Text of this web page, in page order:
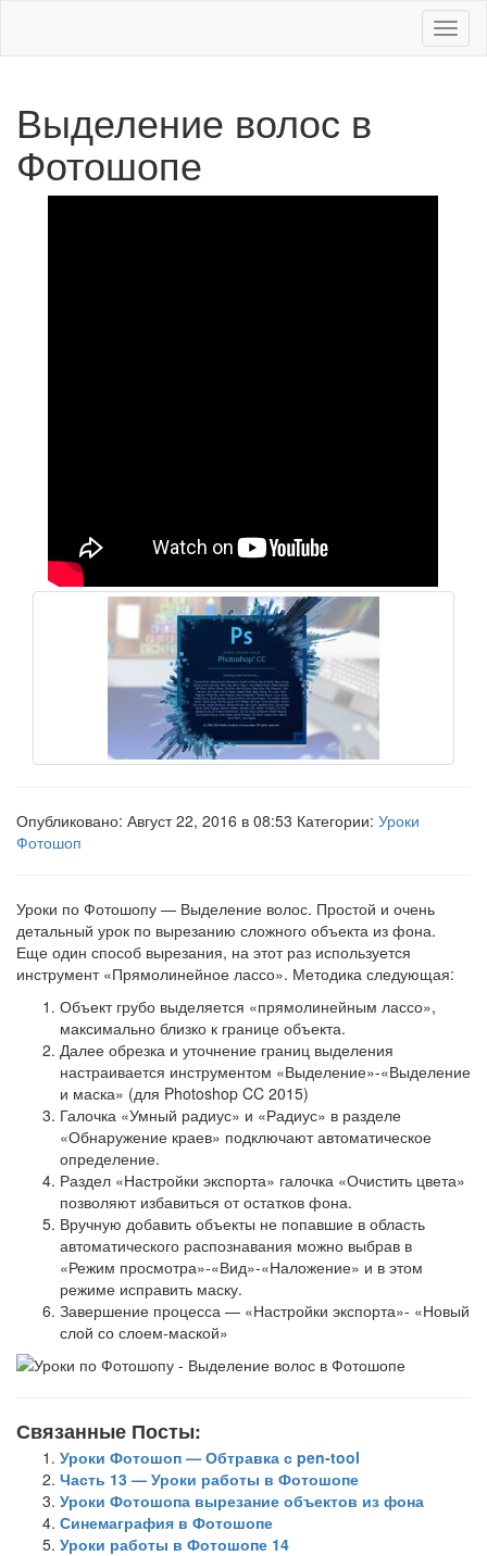
Меню
Выделение волос в
Фотошопе
Опубликовано: Август 22, 2016 в 08:53 Категории: Уроки
Фотошоп
Уроки по Фотошопу — Выделение волос. Простой и очень
детальный урок по вырезанию сложного объекта из фона.
Еще один способ вырезания, на этот раз используется
инструмент «Прямолинейное лассо». Методика следующая:
Объект грубо выделяется «прямолинейным лассо»,
максимально близко к границе объекта.
Далее обрезка и уточнение границ выделения
настраивается инструментом «Выделение»-«Выделение
и маска» (для Photoshop CC 2015)
Галочка «Умный радиус» и «Радиус» в разделе
«Обнаружение краев» подключают автоматическое
определение.
Раздел «Настройки экспорта» галочка «Очистить цвета»
позволяют избавиться от остатков фона.
Вручную добавить объекты не попавшие в область
автоматического распознавания можно выбрав в
«Режим просмотра»-«Вид»-«Наложение» и в этом
режиме исправить маску.
Завершение процесса — «Настройки экспорта»- «Новый
слой со слоем-маской»
Связанные Посты:
Уроки Фотошоп — Обтравка с pen-tool
Часть 13 — Уроки работы в Фотошопе
Уроки Фотошопа вырезание объектов из фона
Синемаграфия в Фотошопе
Уроки работы в Фотошопе 14